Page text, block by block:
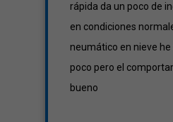
rápida da un poco de
en condiciones
neumático en nieve
poco pero el
bueno